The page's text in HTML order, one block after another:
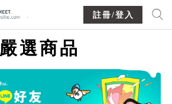
註冊/登入
嚴選商品